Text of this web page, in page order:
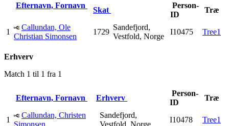
Efternavn, Fornavn
Skat
Person-
ID
Træ
1
Callundan, Ole
Christian Simonsen
1729
Sandefjord,
Vestfold, Norge
I10475 Tree1
Erhverv
Match 1 til 1 fra 1
Efternavn, Fornavn Erhverv
Person-
ID
Træ
1
Callundan, Christen
Simonsen
Sandefjord,
Vestfold, Norge
I10478 Tree1